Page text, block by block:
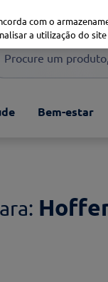
um produto,
1º xiaomi
Bem-estar
com o
a utilização do